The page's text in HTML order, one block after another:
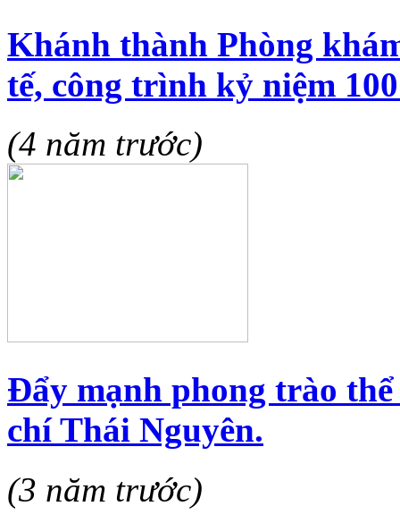
Khánh thành Phòng
tế, công trình kỷ niệm
(4 năm trước)
Đẩy mạnh phong trào
chí Thái Nguyên.
(3 năm trước)